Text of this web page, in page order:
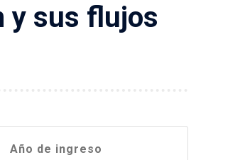
y sus flujos
Año de ingreso